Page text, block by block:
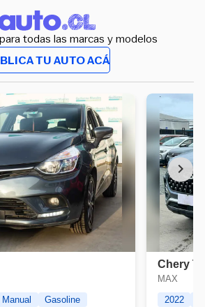
todas las marcas y modelos
TU AUTO ACÁ